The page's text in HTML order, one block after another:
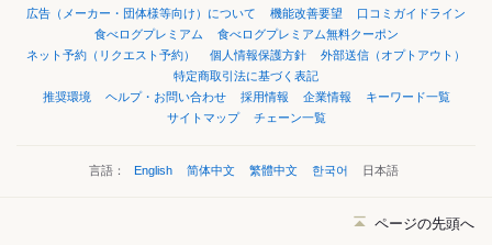
広告（メーカー・団体様等向け）について
機能改善要望
口コミガイドライン
食べログプレミアム
食べログプレミアム無料クーポン
ネット予約（リクエスト予約）
個人情報保護方針
外部送信（オプトアウト）
特定商取引法に基づく表記
推奨環境
ヘルプ・お問い合わせ 採用情報 企業情報
キーワード一覧
サイトマップ
チェーン一覧
言語： English 简体中文 繁體中文 한국어 日本語
ページの先頭へ